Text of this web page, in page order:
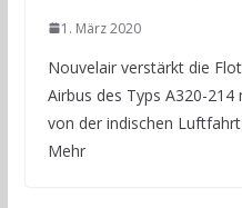
1. März 2020
Nouvelair verstärkt die
Airbus des Typs A320-
von der indischen
Mehr